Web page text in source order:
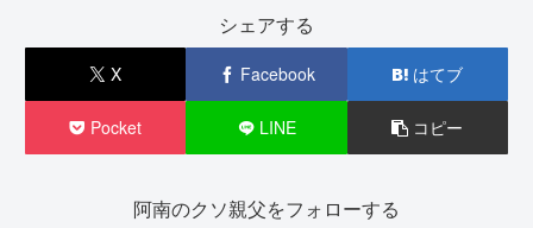
シェアする
X Facebook はてブ
Pocket LINE コピー
阿南のクソ親父をフォローする